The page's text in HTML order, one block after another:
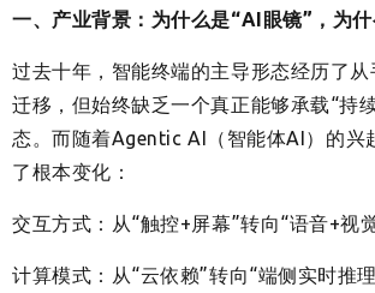
一、产业背景：为什么是“AI眼镜”，为什
过去十年，智能终端的主导形态经历了
迁移，但始终缺乏一个真正能够承载“持
态。而随着Agentic AI（智能体AI）的兴
了根本变化：
交互方式：从“触控+屏幕”转向“语音+视
计算模式：从“云依赖”转向“端侧实时推